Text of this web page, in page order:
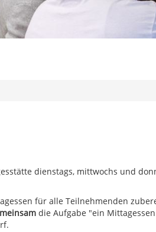
dienstags, mittwochs und
für alle Teilnehmenden
die Aufgabe "ein